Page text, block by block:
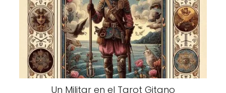
Un Militar en el Tarot Gitano